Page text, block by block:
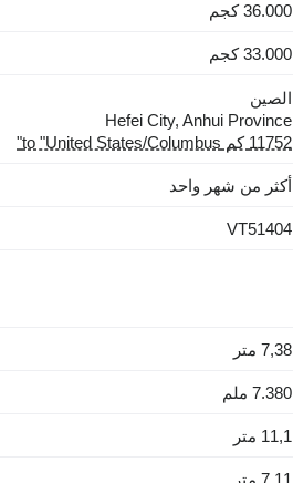
36.000 كجم
33.000 كجم
الصين
Hefei City, Anhui Province
11752 كم to "United States/Columbus"
أكثر من شهر واحد
VT51404
7,38 متر
7.380 ملم
11,1 متر